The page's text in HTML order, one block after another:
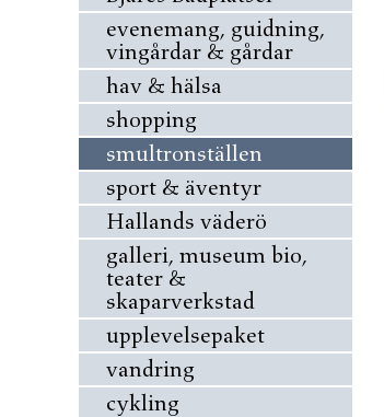
evenemang, guidning,
vingårdar & gårdar
hav & hälsa
shopping
smultronställen
sport & äventyr
Hallands väderö
galleri, museum bio,
teater &
skaparverkstad
upplevelsepaket
vandring
cykling